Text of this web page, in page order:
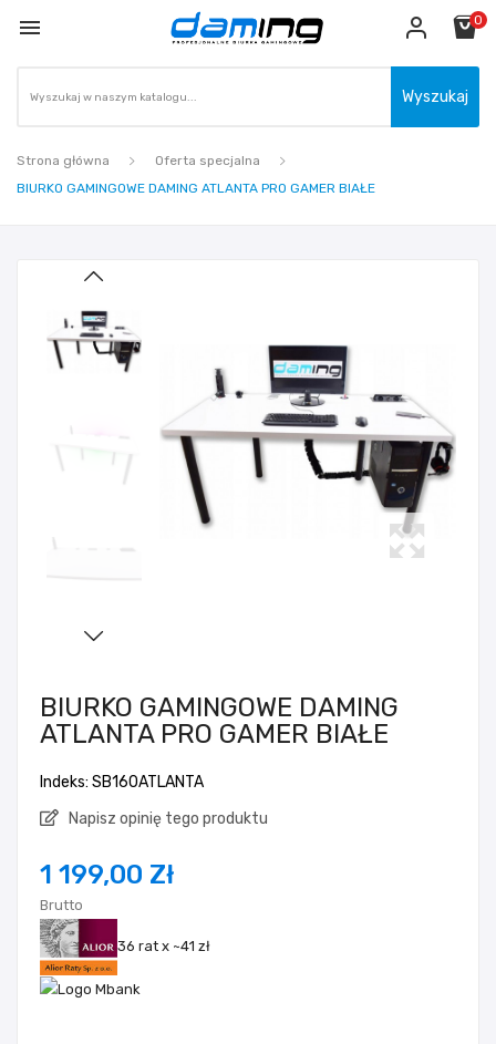
 0
Wyszukaj
Strona główna
Oferta specjalna
BIURKO GAMINGOWE DAMING ATLANTA PRO GAMER BIAŁE
BIURKO GAMINGOWE DAMING
ATLANTA PRO GAMER BIAŁE
Indeks: SB160ATLANTA
Napisz opinię tego produktu
1 199,00 Zł
Brutto
36 rat x ~41 zł